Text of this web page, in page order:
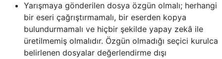
Yarışmaya gönderilen dosya özgün olmalı; herhangi
bir eseri çağrıştırmamalı, bir eserden kopya
bulundurmamalı ve hiçbir şekilde yapay zekâ ile
üretilmemiş olmalıdır. Özgün olmadığı seçici kurulca
belirlenen dosyalar değerlendirme dışı